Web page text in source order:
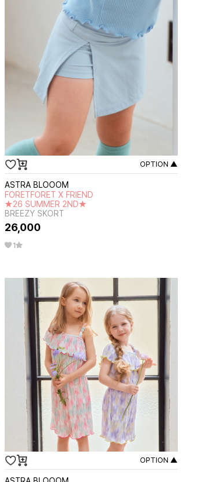
OPTION ▲
ASTRA BLOOOM
FORETFORET X FRIEND
★26 SUMMER 2ND★
BREEZY SKORT
26,000
1
OPTION ▲